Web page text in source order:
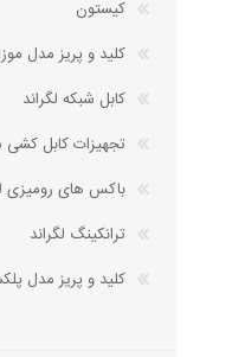
کیستون
کلید و پریز مدل
کابل شبکه لگراند
تجهیزات کابل کشی
باکس های رومیزی
ترانکینگ لگراند
کلید و پریز مدل